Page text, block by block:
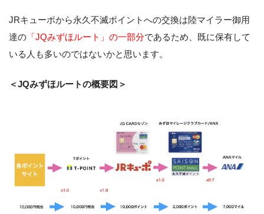
JRキューポから永久不滅ポイントへの交換は陸マイラー御用
達の 「JQみずほルート」の一部分であるため、既に保有して
いる人も多いのではないかと思います。
＜JQみずほルートの概要図＞